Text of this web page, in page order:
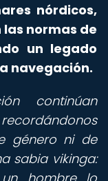
nórdicos,
normas de
un legado
navegación.
continúan
género ni de
sabia vikinga: